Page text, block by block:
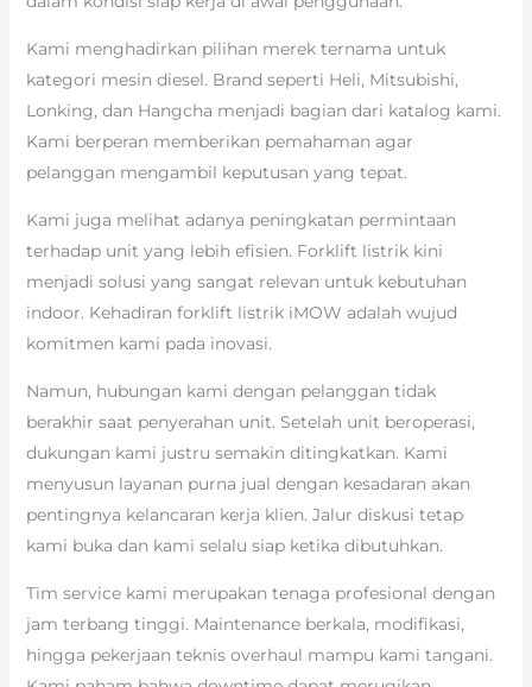
Kami menghadirkan pilihan merek ternama untuk
kategori mesin diesel. Brand seperti Heli, Mitsubishi,
Lonking, dan Hangcha menjadi bagian dari katalog kami.
Kami berperan memberikan pemahaman agar
pelanggan mengambil keputusan yang tepat.
Kami juga melihat adanya peningkatan permintaan
terhadap unit yang lebih efisien. Forklift listrik kini
menjadi solusi yang sangat relevan untuk kebutuhan
indoor. Kehadiran forklift listrik iMOW adalah wujud
komitmen kami pada inovasi.
Namun, hubungan kami dengan pelanggan tidak
berakhir saat penyerahan unit. Setelah unit beroperasi,
dukungan kami justru semakin ditingkatkan. Kami
menyusun layanan purna jual dengan kesadaran akan
pentingnya kelancaran kerja klien. Jalur diskusi tetap
kami buka dan kami selalu siap ketika dibutuhkan.
Tim service kami merupakan tenaga profesional dengan
jam terbang tinggi. Maintenance berkala, modifikasi,
hingga pekerjaan teknis overhaul mampu kami tangani.